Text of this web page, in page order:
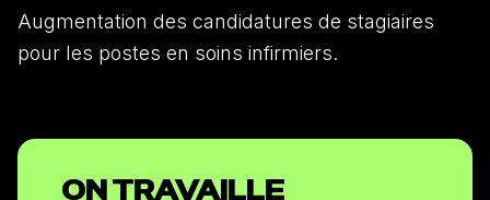
Augmentation des candidatures de stagiaires
pour les postes en soins infirmiers.
ON TRAVAILLE